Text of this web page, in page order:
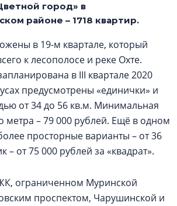
город» в
районе – 1718 квартир.
в 19-м квартале, который
к лесополосе и реке Охте.
в III квартале 2020
предусмотрены «единички» и
от 34 до 56 кв.м. Минимальная
метра – 79 000 рублей. Ещё в одном
просторные варианты – от 36
– от 75 000 рублей за «квадрат».
ограниченном Муринской
проспектом, Чарушинской и